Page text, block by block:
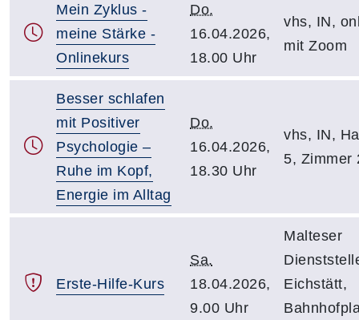
Mein Zyklus -
meine Stärke -
Onlinekurs
Do.
16.04.2026,
18.00 Uhr
vhs, IN,
mit Zoom
Besser schlafen
mit Positiver
Psychologie –
Ruhe im Kopf,
Energie im Alltag
Do.
16.04.2026,
18.30 Uhr
vhs, IN,
5, Zimmer
Erste-Hilfe-Kurs
Sa.
18.04.2026,
9.00 Uhr
Malteser
Eichstätt,